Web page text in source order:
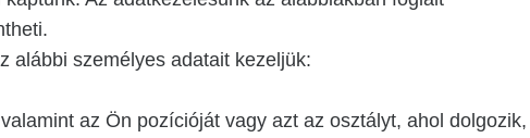
alábbi személyes adatait kezeljük:
az Ön pozícióját vagy azt az osztályt, ahol dolgozik,